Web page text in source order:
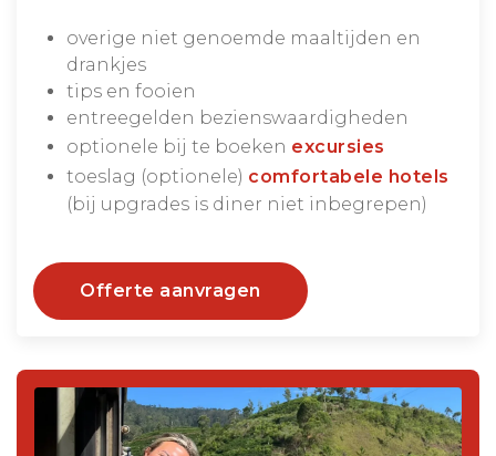
overige niet genoemde maaltijden en
drankjes
tips en fooien
entreegelden bezienswaardigheden
optionele bij te boeken excursies
toeslag (optionele) comfortabele hotels
(bij upgrades is diner niet inbegrepen)
Offerte aanvragen